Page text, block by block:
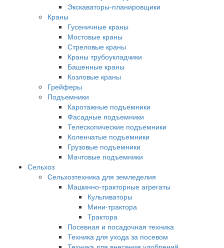
Экскаваторы-планировщики
Краны
Гусеничные краны
Мостовые краны
Стреловые краны
Краны трубоукладчики
Башенные краны
Козловые краны
Грейферы
Подъемники
Каротажные подъемники
Фасадные подъемники
Телескопические подъемники
Коленчатые подъемники
Грузовые подъемники
Мачтовые подъемники
Сельхоз
Сельхозтехника для земледелия
Машинно-тракторные агрегаты
Культиваторы
Мини-трактора
Трактора
Посевная и посадочная техника
Техника для ухода за посевом